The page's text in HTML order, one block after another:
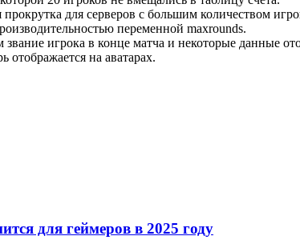
для серверов с большим количеством
переменной maxrounds.
звание игрока в конце матча и некоторые данные
отображается на аватарах.
для геймеров в 2025 году